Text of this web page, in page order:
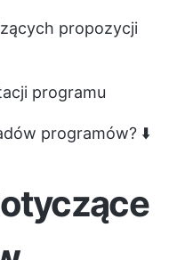
propozycji
programu
programów? ⬇️